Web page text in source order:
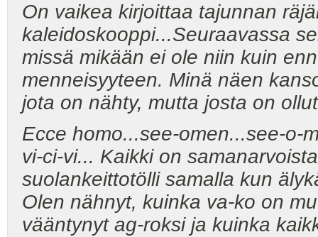
On vaikea kirjoittaa tajunnan
kaleidoskooppi...Seuraavassa
missä mikään ei ole niin kuin
menneisyyteen. Minä näen
jota on nähty, mutta josta on
Ecce homo...see-omen...see-o-
vi-ci-vi... Kaikki on
suolankeittotölli samalla kun
Olen nähnyt, kuinka va-ko on
vääntynyt ag-roksi ja kuinka